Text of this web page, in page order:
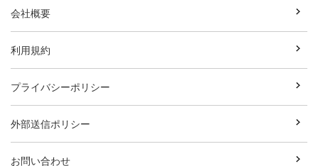
会社概要
利用規約
プライバシーポリシー
外部送信ポリシー
お問い合わせ